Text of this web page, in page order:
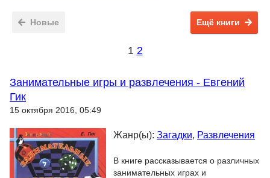
Новые Ещё книги
1 2
Занимательные игры и развлечения - Евгений
Гик
15 октября 2016, 05:49
Жанр(ы): Загадки, Развлечения
В книге рассказывается о различных
занимательных играх и